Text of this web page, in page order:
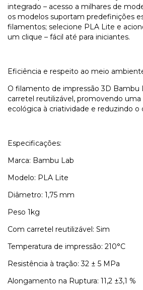
integrado – acesso a milhares de
os modelos suportam predefinições
filamentos; selecione PLA Lite e
um clique – fácil até para iniciantes.
Eficiência e respeito ao meio
O filamento de impressão 3D
carretel reutilizável, promovendo
ecológica à criatividade e reduzindo o
Especificações:
Marca: Bambu Lab
Modelo: PLA Lite
Diâmetro: 1,75 mm
Peso 1kg
Com carretel reutilizável: Sim
Temperatura de impressão: 210°C
Resistência à tração: 32 ± 5 MPa
Alongamento na Ruptura: 11,2 ±3,1 %